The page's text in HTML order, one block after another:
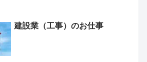
建設業（工事）のお仕事